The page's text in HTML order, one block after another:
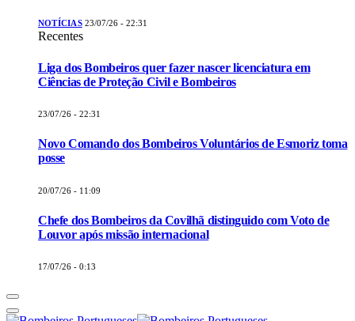
NOTÍCIAS 23/07/26 - 22:31
Recentes
Liga dos Bombeiros quer fazer nascer licenciatura em
Ciências de Proteção Civil e Bombeiros
23/07/26 - 22:31
Novo Comando dos Bombeiros Voluntários de Esmoriz toma
posse
20/07/26 - 11:09
Chefe dos Bombeiros da Covilhã distinguido com Voto de
Louvor após missão internacional
17/07/26 - 0:13